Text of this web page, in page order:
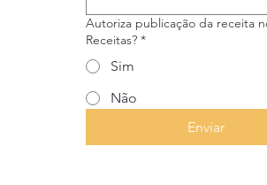
Autoriza publicação da receita
Receitas? *
Sim
Não
Enviar